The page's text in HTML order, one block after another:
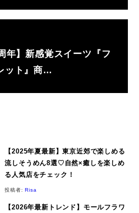
年】新感覚スイーツ『フ
ット』商…
【2025年夏最新】東京近郊で楽しめる
流しそうめん8選♡自然×癒しを楽しめ
る人気店をチェック！
投稿者: Risa
【2026年最新トレンド】モールフラワ